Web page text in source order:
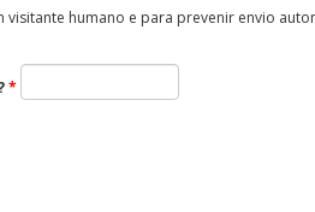
visitante humano e para prevenir envio
*